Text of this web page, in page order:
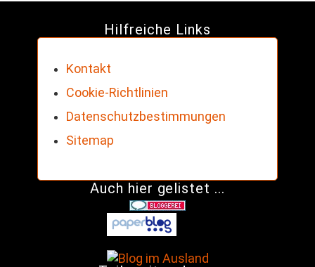
Hilfreiche Links
Kontakt
Cookie-Richtlinien
Datenschutzbestimmungen
Sitemap
Auch hier gelistet ...